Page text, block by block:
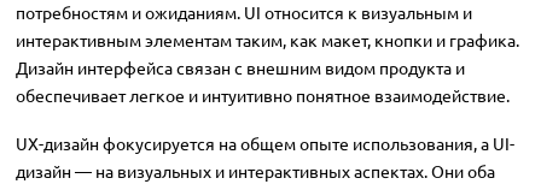
потребностям и ожиданиям. UI относится к визуальным и
интерактивным элементам таким, как макет, кнопки и графика.
Дизайн интерфейса связан с внешним видом продукта и
обеспечивает легкое и интуитивно понятное взаимодействие.
UX-дизайн фокусируется на общем опыте использования, а UI-
дизайн — на визуальных и интерактивных аспектах. Они оба